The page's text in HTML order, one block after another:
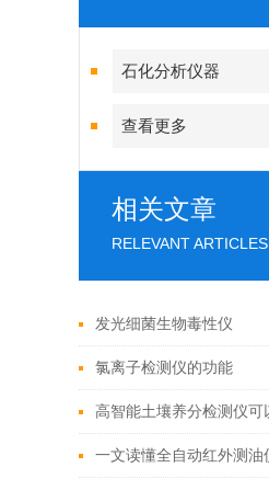
石化分析仪器
查看更多
相关文章
RELEVANT ARTICLES
发光细菌生物毒性仪
氯离子检测仪的功能